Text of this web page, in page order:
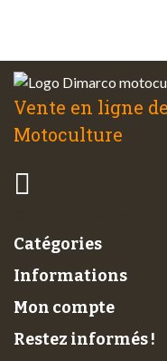
Vente en ligne
Motoculture
Catégories
Informations
Mon compte
Restez informés !